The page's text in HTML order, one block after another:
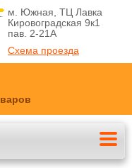
м. Южная, ТЦ Лавка
Кировоградская 9к1
пав. 2-21A
Схема проезда